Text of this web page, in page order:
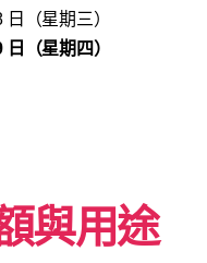
（星期三）
（星期四）
與用途